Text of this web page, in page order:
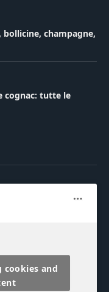
bollicine, champagne,
cognac: tutte le
cookies and